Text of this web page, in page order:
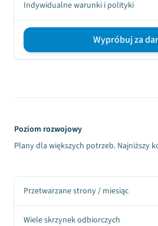
Indywidualne warunki i polityki
Sign up CTA Wypróbuj za
Poziom rozwojowy
Plany dla większych potrzeb. Najniższy
Przetwarzane strony / miesiąc
Wiele skrzynek odbiorczych